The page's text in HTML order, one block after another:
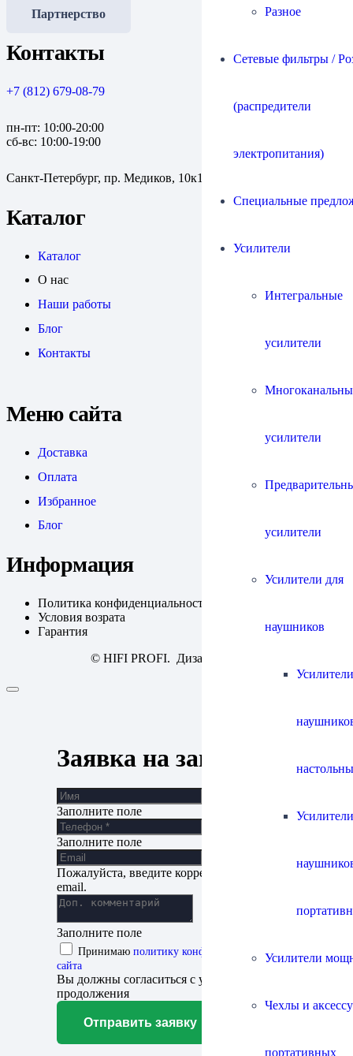
Разное
Сетевые фильтры /
(распредители
электропитания)
Специальные
Усилители
Интегральные
усилители
усилители
усилители
Усилители для
наушников
Усилители
Чехлы и
портативных
Партнерство
Контакты
+7 (812) 679-08-79
пн-пт: 10:00-20:00
сб-вс: 10:00-19:00
Санкт-Петербург, пр. Медиков, 10к1
Каталог
Каталог
О нас
Наши работы
Блог
Контакты
Меню сайта
Доставка
Оплата
Избранное
Блог
Информация
Политика конфиденциальности
Условия возрата
Гарантия
© HIFI PROFI. Дизайн:
Заявка на запись
Заполните поле
Заполните поле
Пожалуйста, введите корректный адрес
email.
Заполните поле
Принимаю политику конфиденциальности
сайта
Вы должны согласиться с условиями для
продолжения
Отправить заявку